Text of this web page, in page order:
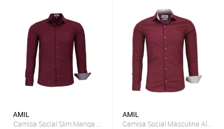
AMIL
Camisa Social Slim Manga Longa Lisa Sem Bolso Amil 1766
AMIL
Camisa Social Masculina